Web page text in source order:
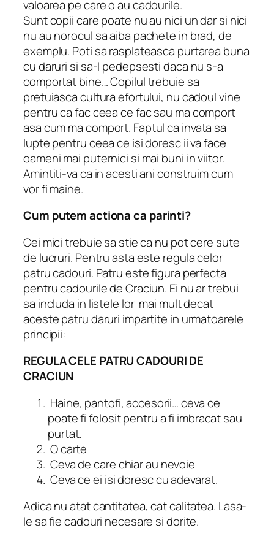
valoarea pe care o au cadourile.
Sunt copii care poate nu au nici un dar si nici
nu au norocul sa aiba pachete in brad, de
exemplu. Poti sa rasplateasca purtarea buna
cu daruri si sa-l pedepsesti daca nu s-a
comportat bine… Copilul trebuie sa
pretuiasca cultura efortului, nu cadoul vine
pentru ca fac ceea ce fac sau ma comport
asa cum ma comport. Faptul ca invata sa
lupte pentru ceea ce isi doresc ii va face
oameni mai puternici si mai buni in viitor.
Amintiti-va ca in acesti ani construim cum
vor fi maine.
Cum putem actiona ca parinti?
Cei mici trebuie sa stie ca nu pot cere sute
de lucruri. Pentru asta este regula celor
patru cadouri. Patru este figura perfecta
pentru cadourile de Craciun. Ei nu ar trebui
sa includa in listele lor mai mult decat
aceste patru daruri impartite in urmatoarele
principii:
REGULA CELE PATRU CADOURI DE
CRACIUN
Haine, pantofi, accesorii… ceva ce
poate fi folosit pentru a fi imbracat sau
purtat.
O carte
Ceva de care chiar au nevoie
Ceva ce ei isi doresc cu adevarat.
Adica nu atat cantitatea, cat calitatea. Lasa-
le sa fie cadouri necesare si dorite.